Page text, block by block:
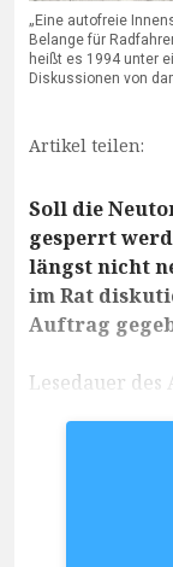
„Eine autofreie
Belange für
heißt es 1994 unter
Diskussionen von
Artikel teilen:
Soll die
gesperrt
längst nicht
im Rat
Auftrag
Lesedauer des